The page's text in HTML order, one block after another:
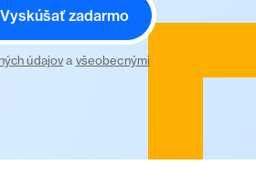
Vyskúšať zadarmo
údajova všeobecnými